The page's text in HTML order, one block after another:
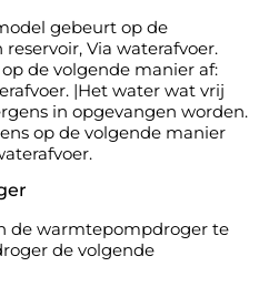
gebeurt op de
Via waterafvoer.
de volgende manier af:
|Het water wat vrij
in opgevangen worden.
op de volgende manier
de warmtepompdroger te
de volgende